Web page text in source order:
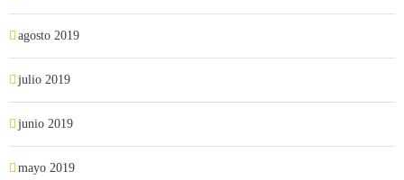
agosto 2019
julio 2019
junio 2019
mayo 2019